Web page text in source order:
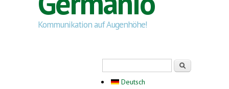
Kommunikation auf Augenhöhe!
Deutsch